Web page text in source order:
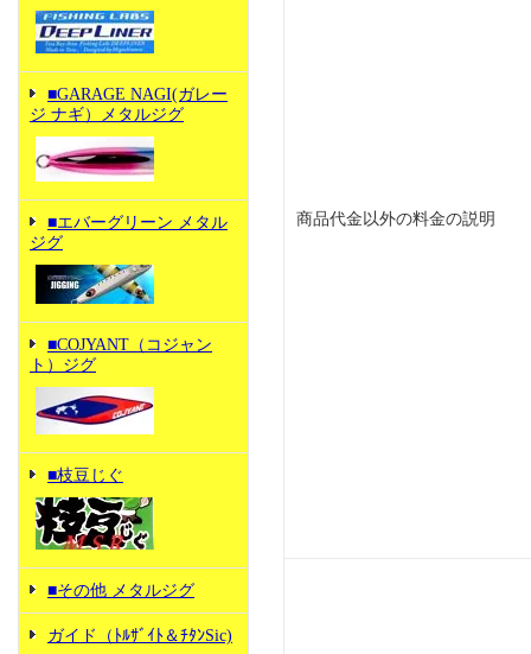
■GARAGE NAGI(ガレー
ジ ナギ）メタルジグ
■エバーグリーン メタル
ジグ
■COJYANT（コジャン
ト）ジグ
■枝豆じぐ
■その他 メタルジグ
ガイド（ﾄﾙｻﾞｲﾄ＆ﾁﾀﾝSic)
商品代金以外の料金の説明